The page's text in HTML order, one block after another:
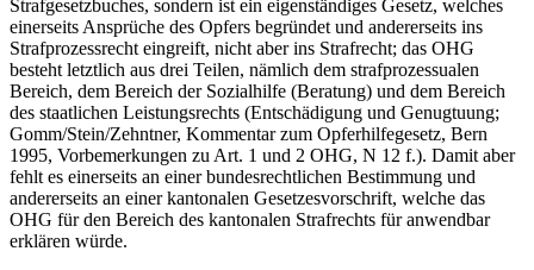
Strafgesetzbuches, sondern ist ein eigenständiges Gesetz, welches
einerseits Ansprüche des Opfers begründet und andererseits ins
Strafprozessrecht eingreift, nicht aber ins Strafrecht; das OHG
besteht letztlich aus drei Teilen, nämlich dem strafprozessualen
Bereich, dem Bereich der Sozialhilfe (Beratung) und dem Bereich
des staatlichen Leistungsrechts (Entschädigung und Genugtuung;
Gomm/Stein/Zehntner, Kommentar zum Opferhilfegesetz, Bern
1995, Vorbemerkungen zu Art. 1 und 2 OHG, N 12 f.). Damit aber
fehlt es einerseits an einer bundesrechtlichen Bestimmung und
andererseits an einer kantonalen Gesetzesvorschrift, welche das
OHG für den Bereich des kantonalen Strafrechts für anwendbar
erklären würde.